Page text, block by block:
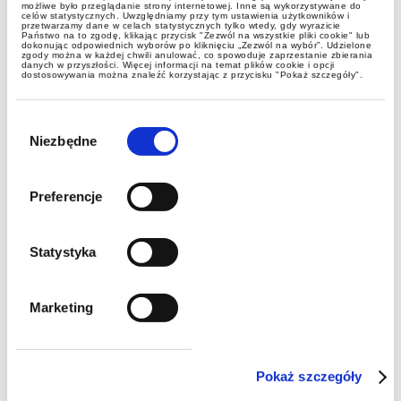
możliwe było przeglądanie strony internetowej. Inne są wykorzystywane do
celów statystycznych. Uwzględniamy przy tym ustawienia użytkowników i
przetwarzamy dane w celach statystycznych tylko wtedy, gdy wyrazicie
Państwo na to zgodę, klikając przycisk "Zezwól na wszystkie pliki cookie" lub
dokonując odpowiednich wyborów po kliknięciu „Zezwól na wybór”. Udzielone
zgody można w każdej chwili anulować, co spowoduje zaprzestanie zbierania
danych w przyszłości. Więcej informacji na temat plików cookie i opcji
dostosowywania można znaleźć korzystając z przycisku "Pokaż szczegóły".
zgody
Niezbędne
Preferencje
Statystyka
Marketing
Pokaż szczegóły
taxpayers in 2026.